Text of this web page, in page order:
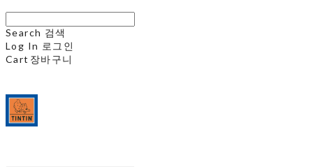
Search 검색
Log In 로그인
Cart 장바구니